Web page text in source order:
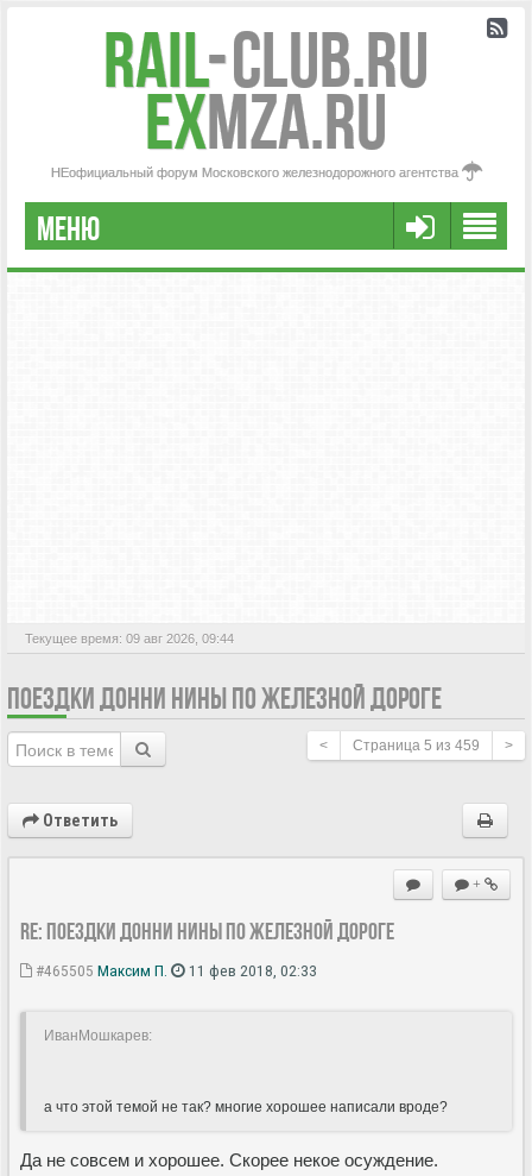
Rail-Club.RU
exMZA.RU
НЕофициальный форум Московского железнодорожного агентства
МЕНЮ
РЕГИСТРАЦИЯ
Текущее время: 09 авг 2026, 09:44
ПОЕЗДКИ ДОННИ НИНЫ ПО ЖЕЛЕЗНОЙ ДОРОГЕ
< Страница 5 из 459 >
Ответить
+
Re: Поездки Донни Нины по железной дороге
#465505 Максим П. 11 фев 2018, 02:33
ИванМошкарев:
а что этой темой не так? многие хорошее написали вроде?
Да не совсем и хорошее. Скорее некое осуждение.